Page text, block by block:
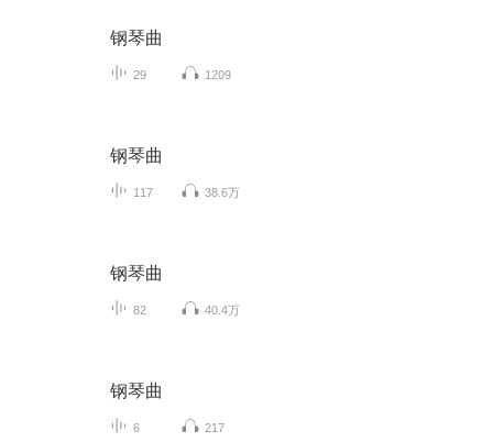
钢琴曲
29 1209
钢琴曲
117 38.6万
钢琴曲
82 40.4万
钢琴曲
6 217